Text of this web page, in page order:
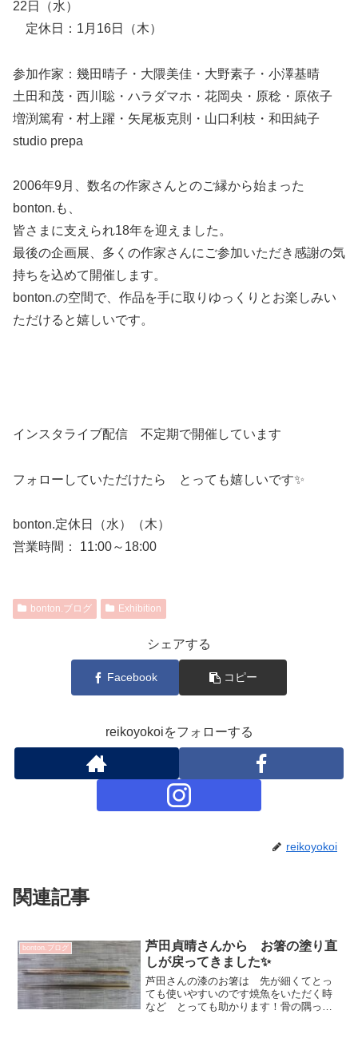
22日（水）
定休日：1月16日（木）
参加作家：幾田晴子・大隈美佳・大野素子・小澤基晴
土田和茂・西川聡・ハラダマホ・花岡央・原稔・原依子
増渕篤宥・村上躍・矢尾板克則・山口利枝・和田純子
studio prepa
2006年9月、数名の作家さんとのご縁から始まった
bonton.も、
皆さまに支えられ18年を迎えました。
最後の企画展、多くの作家さんにご参加いただき感謝の気
持ちを込めて開催します。
bonton.の空間で、作品を手に取りゆっくりとお楽しみい
ただけると嬉しいです。
インスタライブ配信 不定期で開催しています
フォローしていただけたら とっても嬉しいです✨
bonton.定休日（水）（木）
営業時間： 11:00～18:00
bonton.ブログ Exhibition
シェアする
Facebook コピー
reikoyokoiをフォローする
reikoyokoi
関連記事
bonton.ブログ
芦田貞晴さんから お箸の塗り直
しが戻ってきました✨
芦田さんの漆のお箸は 先が細くてとっ
ても使いやすいのです焼魚をいただく時
など とっても助かります！骨の隅っこ